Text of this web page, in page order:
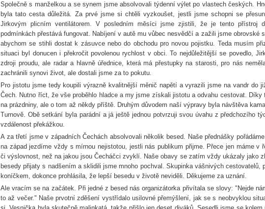
Společně s manželkou a se synem jsme absolvovali týdenní výlet po vlastech českých.
byla tato cesta důležitá. Za prvé jsme si chtěli vyzkoušet, jestli jsme schopni se
Jirkovým plicním ventilátorem. V posledním měsíci jsme zjistili, že je tento přístroj
podmínkách přestává fungovat. Nabíjení v autě mu vůbec nesvědčí a zažili jsme obrovské
abychom se stihli dostat k zásuvce nebo do obchodu pro novou pojistku. Teda musím
situaci byl donucen i překročit povolenou rychlost v obci. To nejdůležitější se povedlo,
zdroji proudu, ale radar a hlavně úřednice, která má přestupky na starosti, pro nás
zachránili synovi život, ale dostali jsme za to pokutu.
Pro jistotu jsme tedy koupili výrazně kvalitnější měnič napětí a vyrazili jsme na vandr do
Čech. Nutno říct, že vše proběhlo hladce a my jsme získali jistotu a odvahu cestovat. Díky
na prázdniny, ale o tom až někdy příště. Druhým důvodem naší výpravy byla návštěva
Turnově. Obě setkání byla parádní a já ještě jednou potvrzuji svou úvahu z předchozího
vzdálenost překážkou.
A za třetí jsme v západních Čechách absolvovali několik besed. Naše přednášky
na západ jezdíme vždy s mírnou nejistotou, jestli nás publikum přijme. Přece jen máme v
či výslovnost, než na jakou jsou Čecháčci zvyklí. Naše obavy se zatím vždy ukázaly jako
besedy přijaty s nadšením a sklidili jsme mnoho pochval. Skupinka vášnivých cestovatelů,
koníčkem, dokonce prohlásila, že lepší besedu v životě neviděli. Děkujeme za uznání.
Ale vracím se na začátek. Při jedné z besed nás organizátorka přivítala se slovy: "Nejde
to až večer." Naše prvotní zděšení vystřídalo usilovné přemýšlení, jak se s neobvyklou